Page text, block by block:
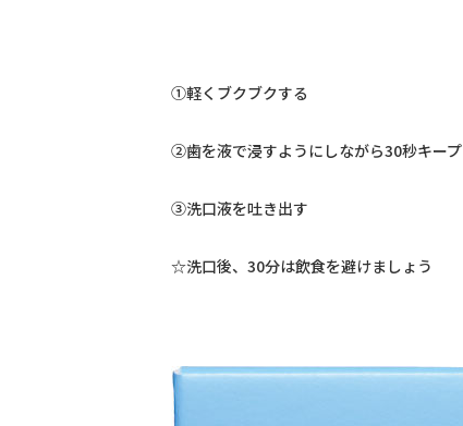
①軽くブクブクする
②歯を液で浸すようにしながら30秒キープ
③洗口液を吐き出す
☆洗口後、30分は飲食を避けましょう